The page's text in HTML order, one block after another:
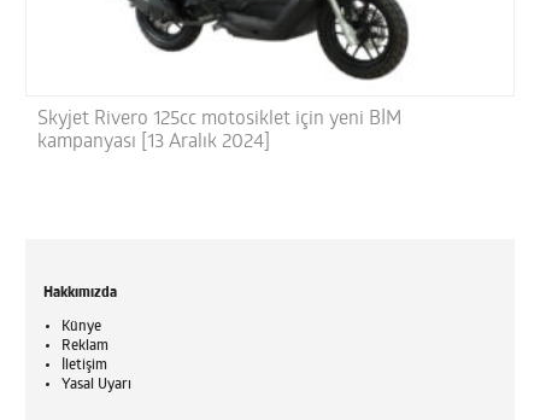
Skyjet Rivero 125cc motosiklet için yeni BİM
kampanyası [13 Aralık 2024]
Hakkımızda
Künye
Reklam
İletişim
Yasal Uyarı